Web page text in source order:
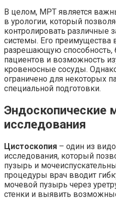
В целом, МРТ является
в урологии, который
контролировать различные
системы. Его
разрешающую способность,
пациентов и возможность
кровеносные сосуды.
ограничено для некоторых
специальной подготовки.
Эндоскопические
исследования
Цистоскопия – один из
исследования, который
пузырь и
процедуры врач вводит
мочевой пузырь через
стенки и выявить